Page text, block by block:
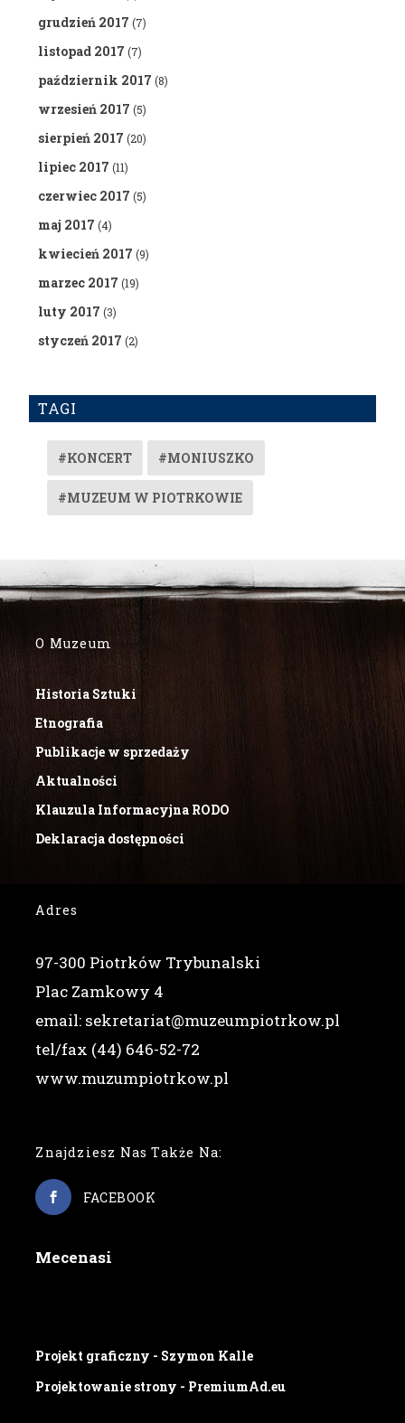
grudzień 2017 (7)
listopad 2017 (7)
październik 2017 (8)
wrzesień 2017 (5)
sierpień 2017 (20)
lipiec 2017 (11)
czerwiec 2017 (5)
maj 2017 (4)
kwiecień 2017 (9)
marzec 2017 (19)
luty 2017 (3)
styczeń 2017 (2)
TAGI
#KONCERT #MONIUSZKO
#MUZEUM W PIOTRKOWIE
O Muzeum
Historia Sztuki
Etnografia
Publikacje w sprzedaży
Aktualności
Klauzula Informacyjna RODO
Deklaracja dostępności
Adres
97-300 Piotrków Trybunalski
Plac Zamkowy 4
email: sekretariat@muzeumpiotrkow.pl
tel/fax (44) 646-52-72
www.muzumpiotrkow.pl
Znajdziesz Nas Także Na:
FACEBOOK
Mecenasi
Projekt graficzny - Szymon Kalle
Projektowanie strony - PremiumAd.eu